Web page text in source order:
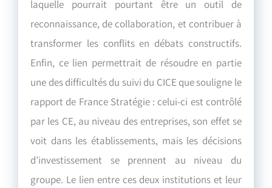
laquelle pourrait pourtant être un outil de
reconnaissance, de collaboration, et contribuer à
transformer les conflits en débats constructifs.
Enfin, ce lien permettrait de résoudre en partie
une des difficultés du suivi du CICE que souligne le
rapport de France Stratégie : celui-ci est contrôlé
par les CE, au niveau des entreprises, son effet se
voit dans les établissements, mais les décisions
d’investissement se prennent au niveau du
groupe. Le lien entre ces deux institutions et leur